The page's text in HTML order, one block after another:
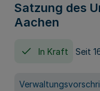
Satzung des
Aachen
In Kraft Seit